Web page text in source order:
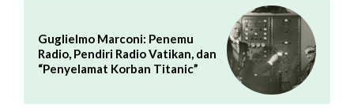
Guglielmo Marconi: Penemu
Radio, Pendiri Radio Vatikan, dan
“Penyelamat Korban Titanic”